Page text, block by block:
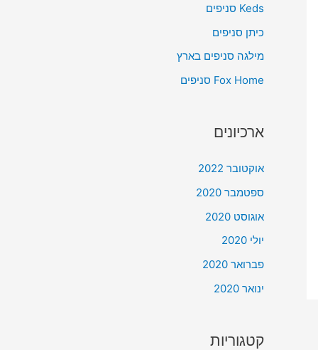
r
:
Keds סניפים
כיתן סניפים
מילגה סניפים בארץ
Fox Home סניפים
ארכיונים
אוקטובר 2022
ספטמבר 2020
אוגוסט 2020
יולי 2020
פברואר 2020
ינואר 2020
קטגוריות